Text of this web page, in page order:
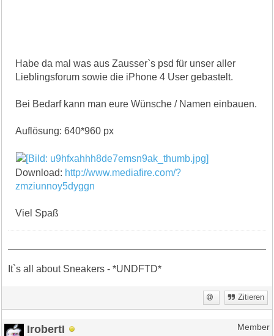
Habe da mal was aus Zausser`s psd für unser aller
Lieblingsforum sowie die iPhone 4 User gebastelt.
Bei Bedarf kann man eure Wünsche / Namen einbauen.
Auflösung: 640*960 px
Download: http://www.mediafire.com/?
zmziunnoy5dyggn
Viel Spaß
It`s all about Sneakers - *UNDFTD*
Zitieren
IrobertI Member